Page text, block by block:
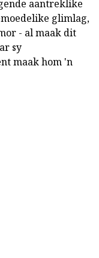
aantreklike
glimlag,
- al maak dit
sy
maak hom 'n